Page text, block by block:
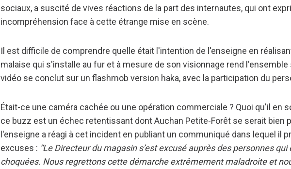
sociaux, a suscité de vives réactions de la part des internautes, qui ont
incompréhension face à cette étrange mise en scène.
Il est difficile de comprendre quelle était l'intention de l'enseigne en
malaise qui s'installe au fur et à mesure de son visionnage rend l'ensemble
vidéo se conclut sur un flashmob version haka, avec la participation du
Était-ce une caméra cachée ou une opération commerciale ? Quoi qu'il en
ce buzz est un échec retentissant dont Auchan Petite-Forêt se serait bien
l'enseigne a réagi à cet incident en publiant un communiqué dans lequel il
excuses : “Le Directeur du magasin s’est excusé auprès des personnes qui
choquées. Nous regrettons cette démarche extrêmement maladroite et